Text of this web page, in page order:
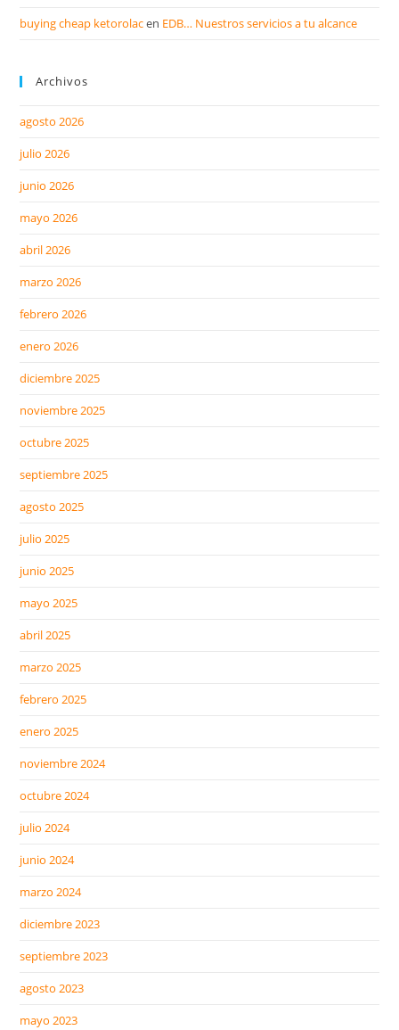
buying cheap ketorolacen EDB… Nuestros servicios a tu alcance
Archivos
agosto 2026
julio 2026
junio 2026
mayo 2026
abril 2026
marzo 2026
febrero 2026
enero 2026
diciembre 2025
noviembre 2025
octubre 2025
septiembre 2025
agosto 2025
julio 2025
junio 2025
mayo 2025
abril 2025
marzo 2025
febrero 2025
enero 2025
noviembre 2024
octubre 2024
julio 2024
junio 2024
marzo 2024
diciembre 2023
septiembre 2023
agosto 2023
mayo 2023